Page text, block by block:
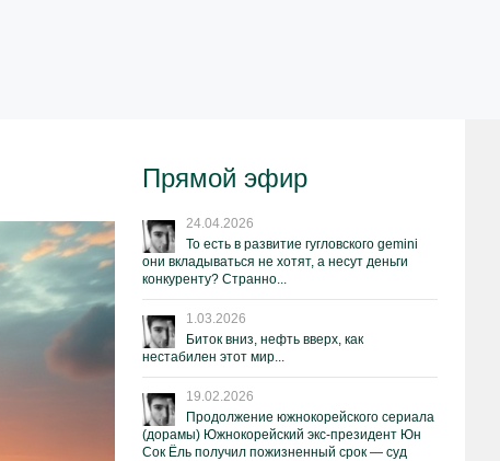
Прямой эфир
24.04.2026
То есть в развитие гугловского gemini
они вкладываться не хотят, а несут деньги
конкуренту? Странно...
1.03.2026
Биток вниз, нефть вверх, как
нестабилен этот мир...
19.02.2026
Продолжение южнокорейского сериала
(дорамы) Южнокорейский экс-президент Юн
Сок Ёль получил пожизненный срок — суд